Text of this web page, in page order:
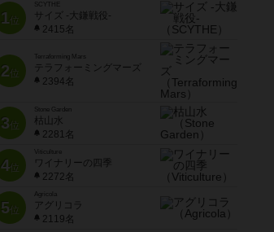
1位
SCYTHE
サイズ -大鎌戦役-
2415名
2位
Terraforming Mars
テラフォーミングマーズ
2394名
3位
Stone Garden
枯山水
2281名
4位
Viticulture
ワイナリーの四季
2272名
5位
Agricola
アグリコラ
2119名